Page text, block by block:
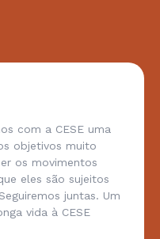
com a CESE uma
objetivos muito
os movimentos
eles são sujeitos
juntas. Um
vida à CESE